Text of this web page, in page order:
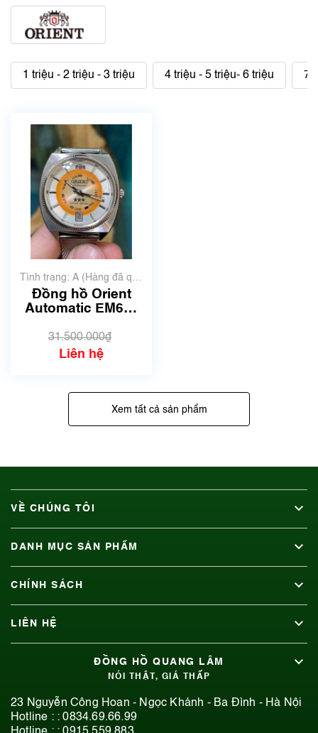
1 triệu - 2 triệu - 3 triệu 4 triệu - 5 triệu- 6 triệu 7
Tình trạng: A (Hàng đã qua
sử dụng nhưng rất đẹp,
không có xước)
Đồng hồ Orient
Automatic EM6C-
hồ nhật | Quang
Lâm.
31.500.000₫
Liên hệ
Xem tất cả sản phẩm
VỀ CHÚNG TÔI
DANH MỤC SẢN PHẨM
CHÍNH SÁCH
LIÊN HỆ
ĐỒNG HỒ QUANG LÂM
NÓI THẬT, GIÁ THẤP
23 Nguyễn Công Hoan - Ngọc Khánh - Ba Đình - Hà Nội
Hotline : :0834.69.66.99